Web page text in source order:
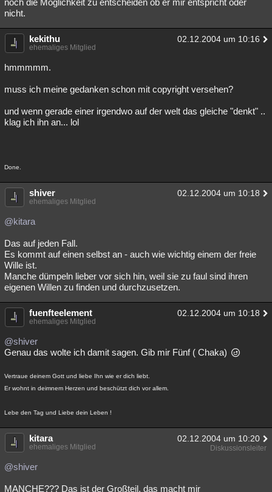
noch die Möglichkeit zu entscheiden ob er mir entspricht oder
nicht.
kekithu 02.12.2004 um 10:16
ehemaliges Mitglied
hmmmmm.
muss ich meine gedanken schon mit copyright versehen?
und wenn gerade einer irgendwo auf der welt das gleiche "denkt" ..
klag ich ihn an... lol
Done.
shiver 02.12.2004 um 10:18
ehemaliges Mitglied
@kitara
Das auf jeden Fall.
Es kommt auf einen selbst an - auch wie wichtig einem der freie
Wille ist.
Manche dümpeln lieber vor sich hin, weil sie zu faul sind ihren
eigenen Willen zu finden und durchzusetzen.
fuenfteelement 02.12.2004 um 10:18
ehemaliges Mitglied
@shiver
Genau das wolte ich damit sagen. Gib mir Fünf ( Chaka)
Vertraue deinem Gott und liebe Ihn wie er dich liebt.
Er wohnt in deimnem Herzen und beschützt dich vor allem.
Lebe den Tag und Liebe dein Leben !
kitara 02.12.2004 um 10:20
ehemaliges Mitglied Diskussionsleiter
@shiver
MANCHE??? Das ist der Großteil, das macht mir